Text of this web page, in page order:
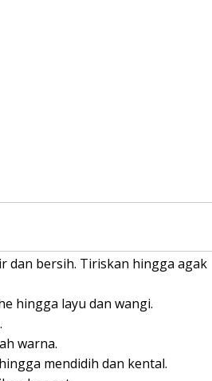
dan bersih. Tiriskan hingga agak
hingga layu dan wangi.
warna.
mendidih dan kental.